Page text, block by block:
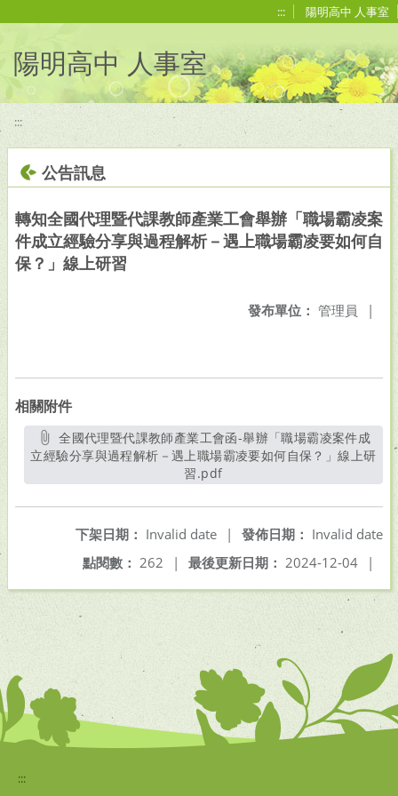
::: 陽明高中 人事室
陽明高中 人事室
:::
公告訊息
轉知全國代理暨代課教師產業工會舉辦「職場霸凌案
件成立經驗分享與過程解析－遇上職場霸凌要如何自
保？」線上研習
發布單位： 管理員 |
相關附件
全國代理暨代課教師產業工會函-舉辦「職場霸凌案件成
立經驗分享與過程解析－遇上職場霸凌要如何自保？」線上研
習.pdf另開新視窗
發佈日期： Invalid date
下架日期： Invalid date
|
最後更新日期： 2024-12-04 |
點閱數： 262 |
:::